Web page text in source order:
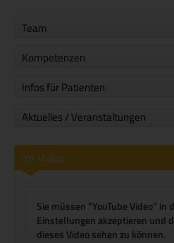
Team
Kompetenzen
Infos für Patienten
Aktuelles / Veranstaltungen
Im Video
Sie müssen "YouTube Video" in
Einstellungen akzeptieren und
dieses Video sehen zu können.